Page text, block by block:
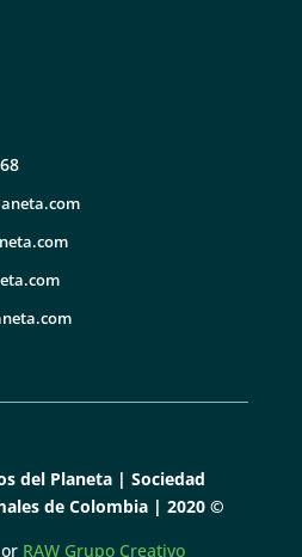
del Planeta | Sociedad
de Colombia | 2020 ©
RAW Grupo Creativo